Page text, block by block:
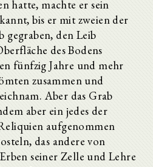
hatte, machte er sein
bis er mit zweien der
gegraben, den Leib
des Bodens
fünfzig Jahre und mehr
zusammen und
Aber das Grab
aber ein jedes der
aufgenommen
das andere von
seiner Zelle und Lehre